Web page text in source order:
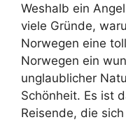
Weshalb ein
viele Gründe,
Norwegen eine
Norwegen ein
unglaublicher
Schönheit. Es ist
Reisende, die